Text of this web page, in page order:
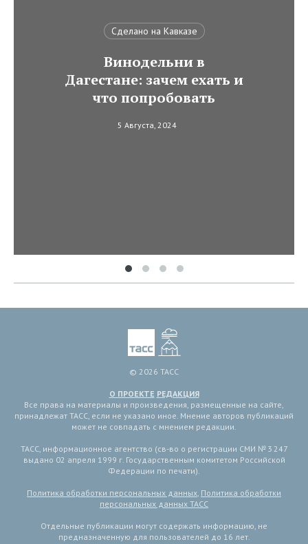
Сделано на Кавказе
Винодельни в
Дагестане: зачем ехать и
что попробовать
5 Августа, 2024
© 2026 ТАСС
О ПРОЕКТЕ РЕДАКЦИЯ
Все права на материалы и произведения, размещенные на сайте,
принадлежат ТАСС, если не указано иное. Мнение авторов публикаций
может не совпадать с мнением редакции.
ТАСС, информационное агентство (св-во о регистрации СМИ № 3 247
выдано 02 апреля 1999 г. Государственным комитетом Российской
Федерации по печати).
Политика обработки персональных данных, Политика обработки
персональных данных ТАСС
Отдельные публикации могут содержать информацию, не
предназначенную для пользователей до 16 лет.